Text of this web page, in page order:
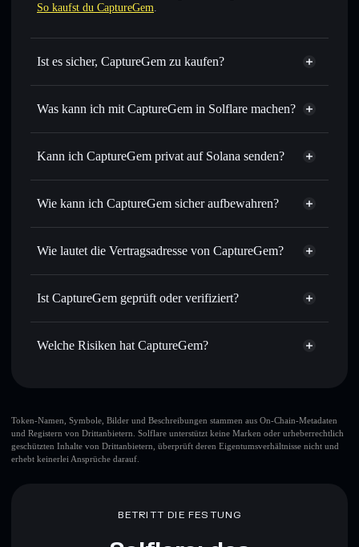
So kaufst du CaptureGem.
Ist es sicher, CaptureGem zu kaufen?
CaptureGem
nicht
Was kann ich mit CaptureGem in Solflare machen?
CaptureGem
Solflare-Wallet
Sofort tauschen– handle CAPGM gegen SOL, USDC
Order Routing zum bestmöglichen Kurs
Limit-Orders setzen– automatisiere Trades zu deinem
per Durchschnittskosteneffekt in CAPGM einsteigen
Privat senden– übertrage CAPGM, ohne Wallets
integrierten Privacy Aggregators
In Echtzeit verfolgen– überwache Kurs, Volumen,
Marktkapitalisierung und Liquidität von CAPGM
Kann ich CaptureGem privat auf Solana senden?
Privacy
Wie kann ich CaptureGem sicher aufbewahren?
CaptureGem
Wie lautet die Vertragsadresse von CaptureGem?
CaptureGem
CAPGM
Ist CaptureGem geprüft oder verifiziert?
CaptureGem
derzeit nicht
Welche Risiken hat CaptureGem?
großer Teil der
Liquidität ist freigeschaltet
CaptureGem
CaptureGem
Token-Namen, Symbole, Bilder und Beschreibungen stammen aus On-Chain-Metadaten
und Registern von Drittanbietern. Solflare unterstützt keine Marken oder urheberrechtlich
geschützten Inhalte von Drittanbietern, überprüft deren Eigentumsverhältnisse nicht und
erhebt keinerlei Ansprüche darauf.
BETRITT DIE FESTUNG